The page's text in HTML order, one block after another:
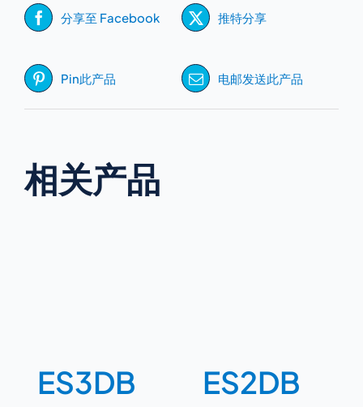
分享至 Facebook 推特分享
Pin此产品 电邮发送此产品
相关产品
ES3DB ES2DB